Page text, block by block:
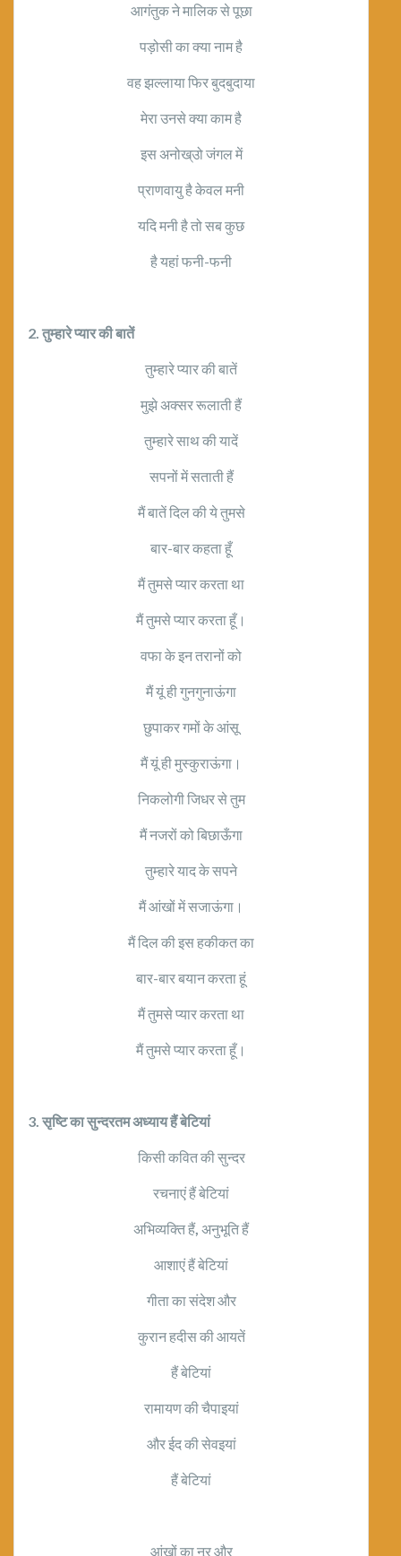
आगंतुक ने मालिक से पूछा
पड़ोसी का क्या नाम है
वह झल्लाया फिर बुदबुदाया
मेरा उनसे क्या काम है
इस अनोख्उो जंगल में
प्राणवायु है केवल मनी
यदि मनी है तो सब कुछ
है यहां फनी-फनी
2. तुम्हारे प्यार की बातें
तुम्हारे प्यार की बातें
मुझे अक्सर रूलाती हैं
तुम्हारे साथ की यादें
सपनों में सताती हैं
मैं बातें दिल की ये तुमसे
बार-बार कहता हूँ
मैं तुमसे प्यार करता था
मैं तुमसे प्यार करता हूँ।
वफा के इन तरानों को
मैं यूं ही गुनगुनाऊंगा
छुपाकर गमों के आंसू
मैं यूं ही मुस्कुराऊंगा।
निकलोगी जिधर से तुम
मैं नजरों को बिछाऊँगा
तुम्हारे याद के सपने
मैं आंखों में सजाऊंगा।
मैं दिल की इस हकीकत का
बार-बार बयान करता हूं
मैं तुमसे प्यार करता था
मैं तुमसे प्यार करता हूँ।
3. सृष्टि का सुन्दरतम अध्याय हैं बेटियां
किसी कवित की सुन्दर
रचनाएं हैं बेटियां
अभिव्यक्ति हैं,अनुभूति हैं
आशाएं हैं बेटियां
गीता का संदेश और
कुरान हदीस की आयतें
हैं बेटियां
रामायण की चैपाइयां
और ईद की सेवइयां
हैं बेटियां
आंखों का नूर और